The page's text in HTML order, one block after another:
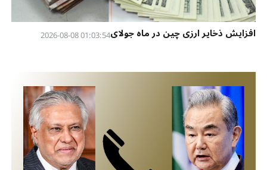
افزایش ذخایر ارزی چین در ماه جولای01:03:54 2026-08-08